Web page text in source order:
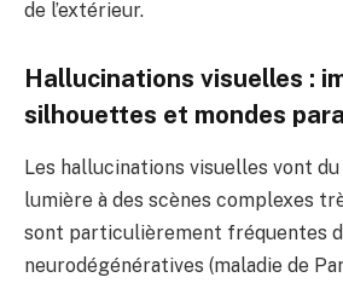
de l’extérieur.
Hallucinations visuelles :
silhouettes et mondes
Les hallucinations visuelles vont
lumière à des scènes complexes
sont particulièrement fréquentes
neurodégénératives (maladie de